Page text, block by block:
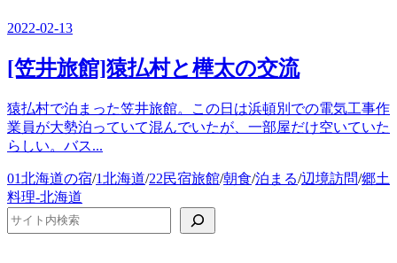
2022-02-13
[笠井旅館]猿払村と樺太の交流
猿払村で泊まった笠井旅館。この日は浜頓別での電気工事作
業員が大勢泊っていて混んでいたが、一部屋だけ空いていた
らしい。バス...
カ
テ
ゴ
リ
01北海道の宿/1北海道/22民宿旅館/朝食/泊まる/辺境訪問/郷土
料理-北海道
検索